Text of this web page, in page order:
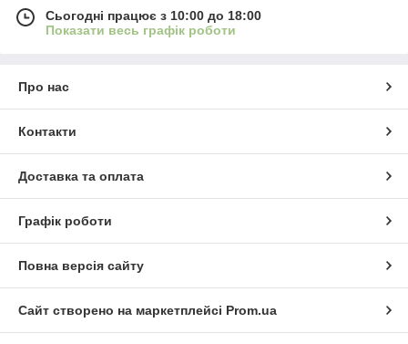
Сьогодні працює з 10:00 до 18:00
Показати весь графік роботи
Про нас
Контакти
Доставка та оплата
Графік роботи
Повна версія сайту
Сайт створено на маркетплейсі Prom.ua